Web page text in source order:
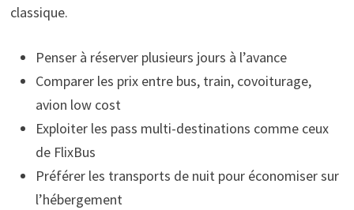
classique.
Penser à réserver plusieurs jours à l’avance
Comparer les prix entre bus, train, covoiturage,
avion low cost
Exploiter les pass multi-destinations comme ceux
de FlixBus
Préférer les transports de nuit pour économiser sur
l’hébergement